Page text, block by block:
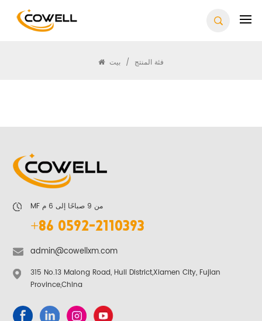
بيت / فئة المنتج
+86 0592-2110393
admin@cowellxm.com
315 No.13 Malong Road, Huli District,Xiamen City, Fujian
Province,China